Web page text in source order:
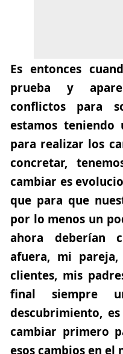
Es entonces
prueba y
conflictos para
estamos teniendo
para realizar los
concretar,
cambiar es
que para que
por lo menos un
ahora deberían
afuera, mi
clientes, mis
final siempre
descubrimiento,
cambiar primero
esos cambios en el